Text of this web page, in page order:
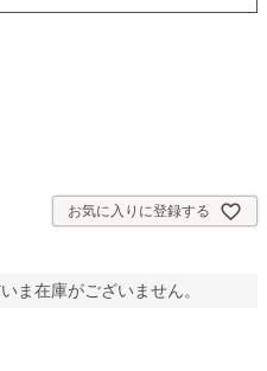
お気に入りに登録する
ま在庫がございません。